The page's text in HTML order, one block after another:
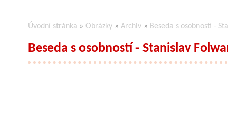
Úvodní stránka » Obrázky » Archiv » Beseda s osobností -
Beseda s osobností - Stanislav